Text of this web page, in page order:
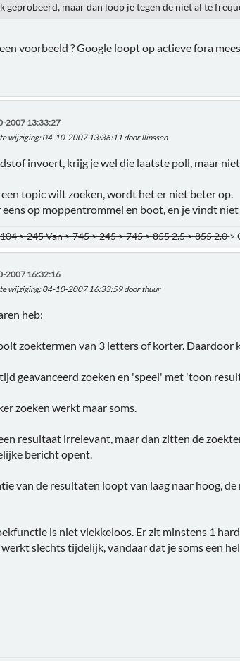
geprobeerd, maar dan loop je tegen de niet al te
voorbeeld ? Google loopt op actieve fora
2007 13:33:27
wijziging: 04-10-2007 13:36:11 door llinssen
invoert, krijg je wel die laatste poll, maar
een topic wilt zoeken, wordt het er niet beter op.
eens op moppentrommel en boot, en je vindt
> 245 Van > 745 > 245 > 745 > 855 2.5 > 855 2.0>
2007 16:32:16
wijziging: 04-10-2007 16:33:59 door thuur
heb:
zoektermen van 3 letters of korter. Daardoor
geavanceerd zoeken en 'speel' met 'toon
zoeken werkt maar soms.
resultaat irrelevant, maar dan zitten de
bericht opent.
van de resultaten loopt van laag naar hoog,
is niet vlekkeloos. Er zit minstens 1
slechts tijdelijk, vandaar dat je soms een